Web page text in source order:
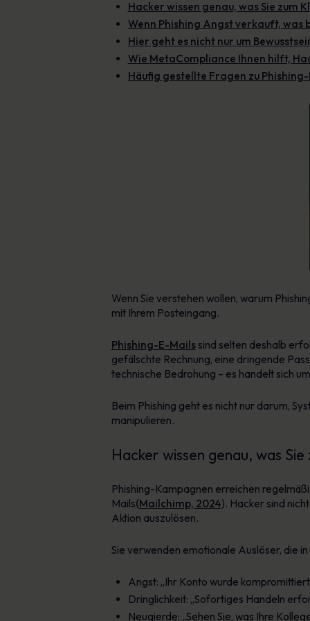
Hacker wissen genau, was Sie zum
Wenn Phishing Angst verkauft, was
Hier geht es nicht nur um
Wie MetaCompliance Ihnen hilft,
Häufig gestellte Fragen zu
Wenn Sie verstehen wollen, warum
mit Ihrem Posteingang.
Phishing-E-Mailssind selten deshalb
gefälschte Rechnung, eine dringende
technische Bedrohung – es handelt sich
Beim Phishing geht es nicht nur darum,
manipulieren.
Hacker wissen genau, was
Phishing-Kampagnen erreichen
Mails(Mailchimp, 2024). Hacker sind
Aktion auszulösen.
Sie verwenden emotionale Auslöser, die
Angst: „Ihr Konto wurde
Dringlichkeit: „Sofortiges Handeln
Neugierde: „Sehen Sie, was Ihre